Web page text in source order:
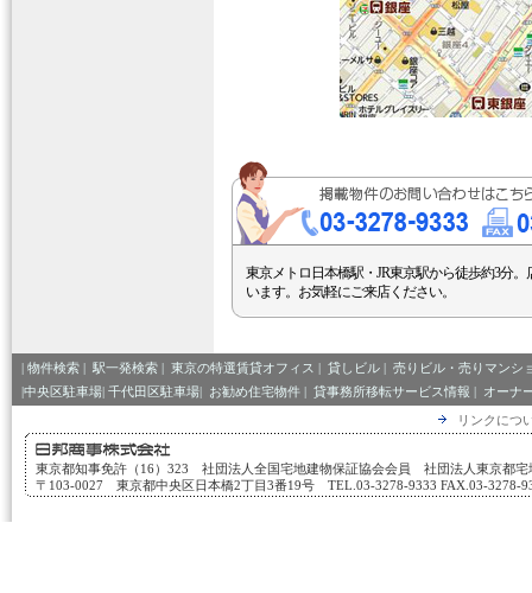
東京メトロ日本橋駅・JR東京駅から徒歩約3分。
います。お気軽にご来店ください。
| 物件検索 | 駅一発検索 | 東京の特選賃貸オフィス | 貸しビル | 売りビル・売りマンシ
|中央区駐車場| 千代田区駐車場| お勧め住宅物件 | 貸事務所移転サービス情報 | オーナ
リンクにつ
東京都知事免許（16）323 社団法人全国宅地建物保証協会会員 社団法人東京都宅
〒103-0027 東京都中央区日本橋2丁目3番19号 TEL.03-3278-9333 FAX.03-3278-